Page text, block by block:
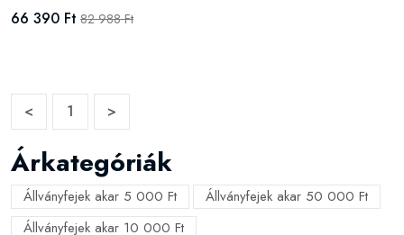
66 390 Ft 82 988 Ft
< 1 >
Árkategóriák
Állványfejek akar 5 000 Ft
Állványfejek akar 50 000 Ft
Állványfejek akar 10 000 Ft